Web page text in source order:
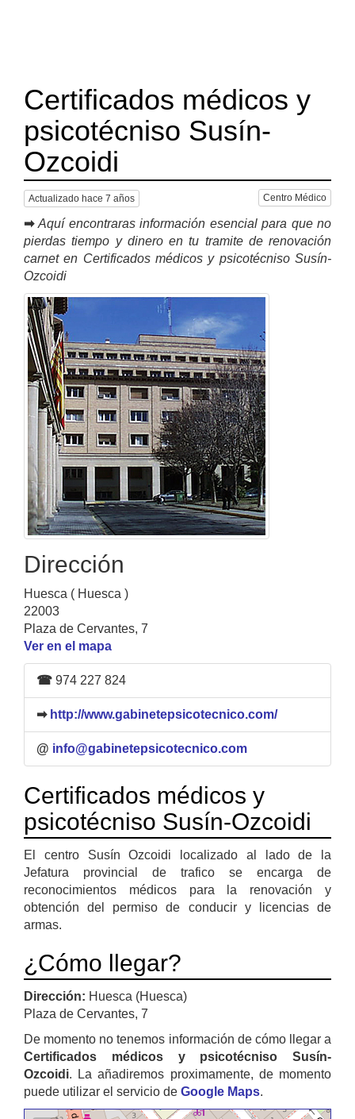
Certificados médicos y
psicotécniso Susín-
Ozcoidi
Actualizado hace 7 años Centro Médico
➡ Aquí encontraras información esencial para que no
pierdas tiempo y dinero en tu tramite de renovación
carnet en Certificados médicos y psicotécniso Susín-
Ozcoidi
Dirección
Huesca ( Huesca )
22003
Plaza de Cervantes, 7
Ver en el mapa
☎ 974 227 824
➡ http://www.gabinetepsicotecnico.com/
@ info@gabinetepsicotecnico.com
Certificados médicos y
psicotécniso Susín-Ozcoidi
El centro Susín Ozcoidi localizado al lado de la
Jefatura provincial de trafico se encarga de
reconocimientos médicos para la renovación y
obtención del permiso de conducir y licencias de
armas.
¿Cómo llegar?
Dirección: Huesca (Huesca)
Plaza de Cervantes, 7
De momento no tenemos información de cómo llegar a
Certificados médicos y psicotécniso Susín-
Ozcoidi. La añadiremos proximamente, de momento
puede utilizar el servicio de Google Maps.